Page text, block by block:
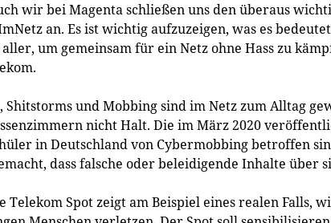
wir bei Magenta schließen uns den überaus
an. Es ist wichtig aufzuzeigen, was es
um gemeinsam für ein Netz ohne Hass zu
Shitstorms und Mobbing sind im Netz zum Alltag
nicht Halt. Die im März 2020
in Deutschland von Cybermobbing betroffen
dass falsche oder beleidigende Inhalte über
Telekom Spot zeigt am Beispiel eines realen Falls,